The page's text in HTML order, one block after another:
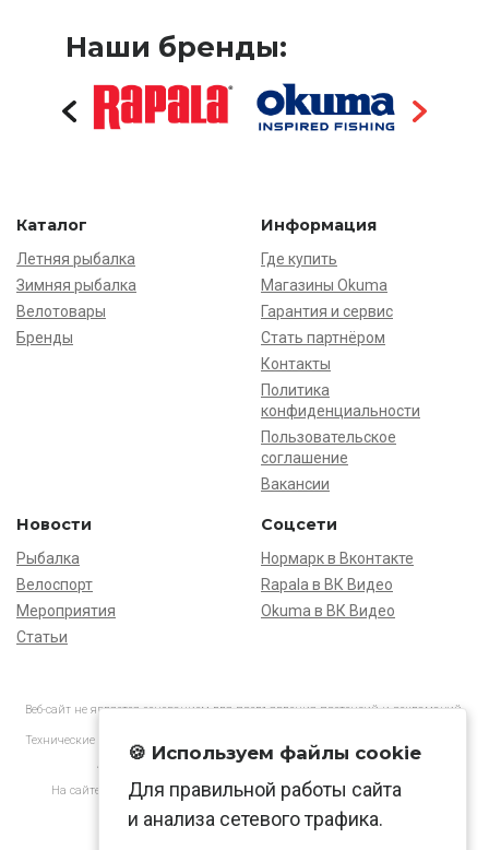
Наши бренды:
Каталог
Летняя рыбалка
Зимняя рыбалка
Велотовары
Бренды
Информация
Где купить
Магазины Okuma
Гарантия и сервис
Стать партнёром
Контакты
Политика
конфиденциальности
Пользовательское
соглашение
Вакансии
Новости
Рыбалка
Велоспорт
Мероприятия
Статьи
Соцсети
Нормарк в Вконтакте
Rapala в ВК Видео
Okuma в ВК Видео
Веб-сайт не является основанием для предъявления претензий и рекламаций,
Технические характеристики товаров могут отличаться от указанных на сайте.
АО «Нормарк» ИНН 7728172512 ОГРН 1037739603505
На сайте применяютсярекомендательные технологиив соответствии
🍪 Используем файлы cookie
Для правильной работы сайта
и анализа сетевого трафика.